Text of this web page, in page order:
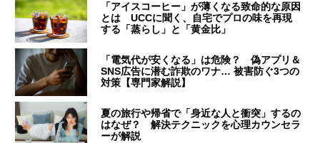
「アイスコーヒー」が薄くなる致命的な原因
とは UCCに聞く、自宅でプロの味を再現
する「蒸らし」と「黄金比」
「電気代が安くなる」は危険？ 偽アプリ＆
SNS広告に潜む詐欺のワナ… 被害防ぐ3つの
対策【専門家解説】
夏の旅行や帰省で「身近な人と衝突」するの
はなぜ？ 解決テクニックを心理カウンセラ
ーが解説